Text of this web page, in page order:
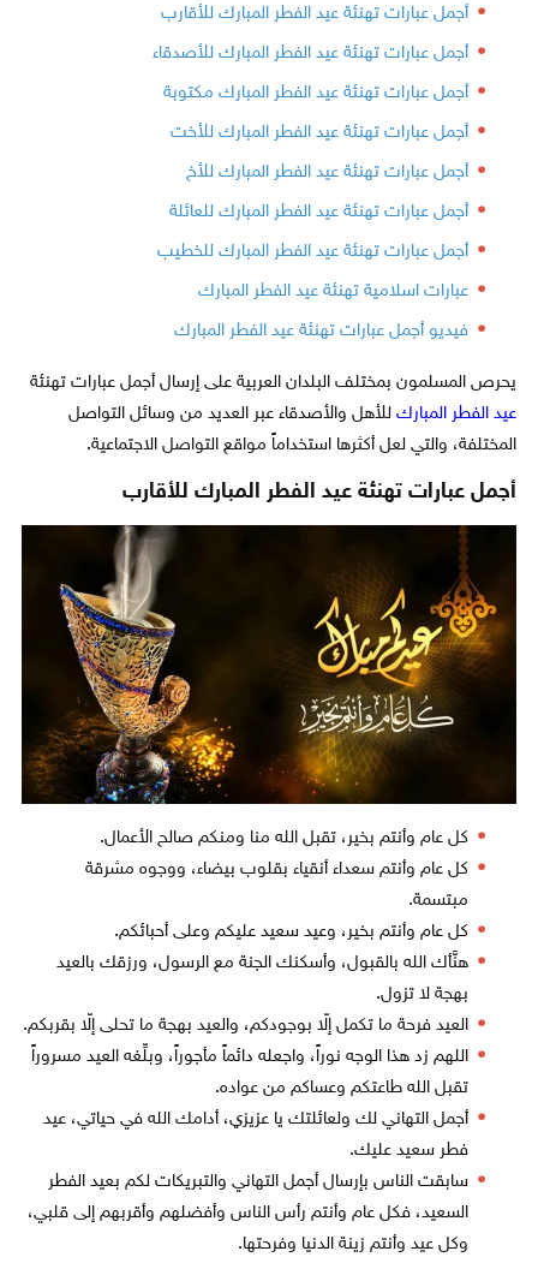
أجمل عبارات تهنئة عيد الفطر المبارك للأقارب
أجمل عبارات تهنئة عيد الفطر المبارك للأصدقاء
أجمل عبارات تهنئة عيد الفطر المبارك مكتوبة
أجمل عبارات تهنئة عيد الفطر المبارك للأخت
أجمل عبارات تهنئة عيد الفطر المبارك للأخ
أجمل عبارات تهنئة عيد الفطر المبارك للعائلة
أجمل عبارات تهنئة عيد الفطر المبارك للخطيب
عبارات اسلامية تهنئة عيد الفطر المبارك
فيديو أجمل عبارات تهنئة عيد الفطر المبارك
يحرص المسلمون بمختلف البلدان العربية على إرسال أجمل عبارات تهنئة
عيد الفطر المباركللأهل والأصدقاء عبر العديد من وسائل التواصل
المختلفة، والتي لعل أكثرها استخداماً مواقع التواصل الاجتماعية.
أجمل عبارات تهنئة عيد الفطر المباركللأقارب
كل عام وأنتم بخير، تقبل الله منا ومنكم صالح الأعمال.
كل عام وأنتم سعداء أنقياء بقلوب بيضاء، ووجوه مشرقة
مبتسمة.
كل عام وأنتم بخير، وعيد سعيد عليكم وعلى أحبائكم.
هنَّأك الله بالقبول، وأسكنك الجنة مع الرسول، ورزقك بالعيد
بهجة لا تزول.
العيد فرحة ما تكمل إلّا بوجودكم، والعيد بهجة ما تحلى إلّا بقربكم.
اللهم زد هذا الوجه نوراً، واجعله دائماً مأجوراً، وبلِّغه العيد مسروراً
تقبل الله طاعتكم وعساكم من عواده.
أجمل التهاني لك ولعائلتك يا عزيزي، أدامك الله في حياتي، عيد
فطر سعيد عليك.
سابقت الناس بإرسال أجمل التهاني والتبريكات لكم بعيد الفطر
السعيد، فكل عام وأنتم رأس الناس وأفضلهم وأقربهم إلى قلبي،
وكل عيد وأنتم زينة الدنيا وفرحتها.